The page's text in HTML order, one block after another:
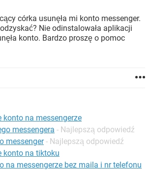
FACEBOOK
WHATSAPP
NETFLIX
córka usunęła mi konto messenger.
Nie odinstalowała aplikacji
konto. Bardzo proszę o pomoc
na messengerze
messengera - Najlepszą odpowiedź
messenger - Najlepszą odpowiedź
konto na tiktoku
na messengerze bez maila i nr telefonu